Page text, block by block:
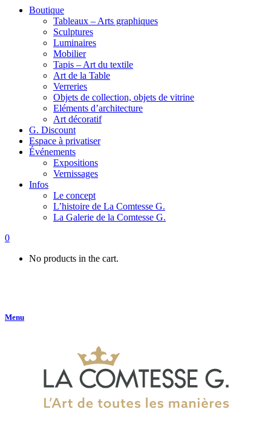
Boutique
Tableaux – Arts graphiques
Sculptures
Luminaires
Mobilier
Tapis – Art du textile
Art de la Table
Verreries
Objets de collection, objets de vitrine
Eléments d’architecture
Art décoratif
G. Discount
Espace à privatiser
Événements
Expositions
Vernissages
Infos
Le concept
L’histoire de La Comtesse G.
La Galerie de la Comtesse G.
0
No products in the cart.
Menu